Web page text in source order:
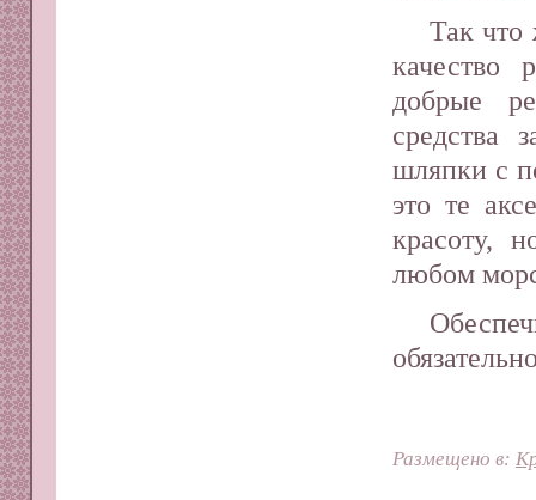
Так что
качество
добрые
средства
шляпки с
это те
красоту,
любом
Размещено в: